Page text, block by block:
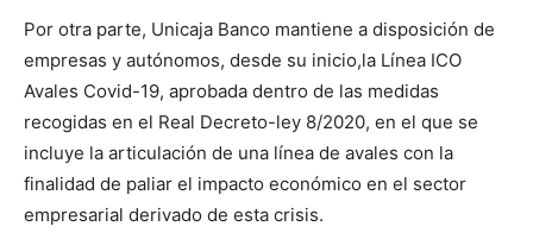
Por otra parte, Unicaja Banco mantiene a disposición de
empresas y autónomos, desde su inicio,la Línea ICO
Avales Covid-19, aprobada dentro de las medidas
recogidas en el Real Decreto-ley 8/2020, en el que se
incluye la articulación de una línea de avales con la
finalidad de paliar el impacto económico en el sector
empresarial derivado de esta crisis.